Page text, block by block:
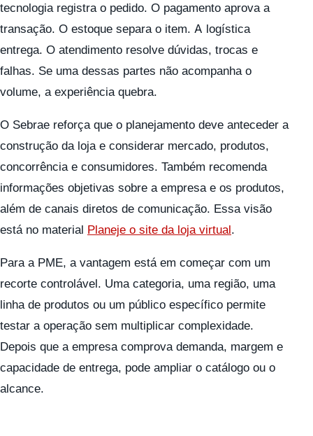
tecnologia registra o pedido. O pagamento aprova a
transação. O estoque separa o item. A logística
entrega. O atendimento resolve dúvidas, trocas e
falhas. Se uma dessas partes não acompanha o
volume, a experiência quebra.
O Sebrae reforça que o planejamento deve anteceder a
construção da loja e considerar mercado, produtos,
concorrência e consumidores. Também recomenda
informações objetivas sobre a empresa e os produtos,
além de canais diretos de comunicação. Essa visão
está no material Planeje o site da loja virtual.
Para a PME, a vantagem está em começar com um
recorte controlável. Uma categoria, uma região, uma
linha de produtos ou um público específico permite
testar a operação sem multiplicar complexidade.
Depois que a empresa comprova demanda, margem e
capacidade de entrega, pode ampliar o catálogo ou o
alcance.